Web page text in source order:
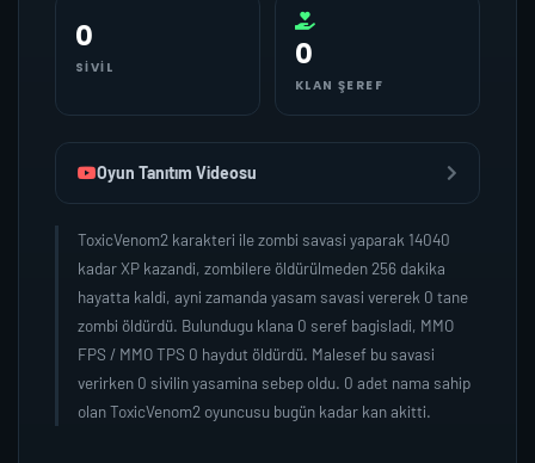
0
SIVIL 0
KLAN ŞEREF
Oyun Tanıtım Videosu
ToxicVenom2 karakteri ile zombi savasi yaparak 14040
kadar XP kazandi, zombilere öldürülmeden 256 dakika
hayatta kaldi, ayni zamanda yasam savasi vererek 0 tane
zombi öldürdü. Bulundugu klana 0 seref bagisladi, MMO
FPS / MMO TPS 0 haydut öldürdü. Malesef bu savasi
verirken 0 sivilin yasamina sebep oldu. 0 adet nama sahip
olan ToxicVenom2 oyuncusu bugün kadar kan akitti.